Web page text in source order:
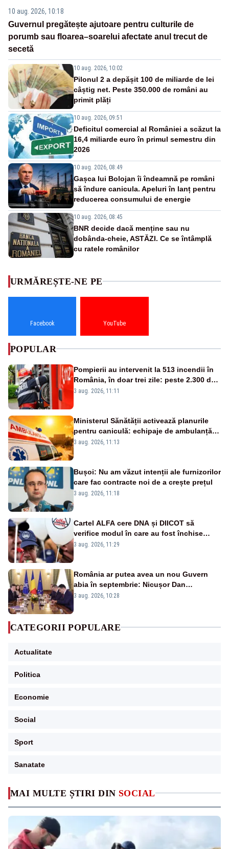
10 aug. 2026, 10:18
Guvernul pregătește ajutoare pentru culturile de
porumb sau floarea–soarelui afectate anul trecut de
secetă
10 aug. 2026, 10:02
Pilonul 2 a depășit 100 de miliarde de lei
câștig net. Peste 350.000 de români au
primit plăți
10 aug. 2026, 09:51
Deficitul comercial al României a scăzut la
16,4 miliarde euro în primul semestru din
2026
10 aug. 2026, 08:49
Gașca lui Bolojan îi îndeamnă pe români
să îndure canicula. Apeluri în lanț pentru
reducerea consumului de energie
10 aug. 2026, 08:45
BNR decide dacă menține sau nu
dobânda-cheie, ASTĂZI. Ce se întâmplă
cu ratele românilor
MAI MULTE ȘTIRI DIN SOCIAL
URMĂREȘTE-NE PE
Facebook YouTube
POPULAR
Pompierii au intervenit la 513 incendii în
România, în doar trei zile: peste 2.300 de
hectare de teren au fost afectate
3 aug. 2026, 11:11
Ministerul Sănătății activează planurile
pentru caniculă: echipaje de ambulanță
suplimentate, stocuri de medicamente
3 aug. 2026, 11:13
Bușoi: Nu am văzut intenții ale furnizorilor
care fac contracte noi de a crește prețul
3 aug. 2026, 11:18
Cartel ALFA cere DNA și DIICOT să
verifice modul în care au fost închise
centralele pe cărbune
3 aug. 2026, 11:29
România ar putea avea un nou Guvern
abia în septembrie: Nicușor Dan
pregătește noi consultări cu partidele
3 aug. 2026, 10:28
CATEGORII POPULARE
Actualitate
Politica
Economie
Social
Sport
Sanatate